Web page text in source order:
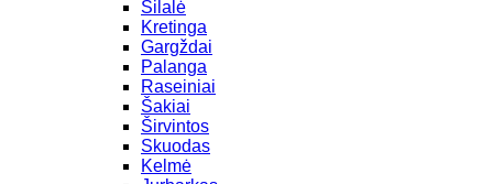
Šilalė
Kretinga
Gargždai
Palanga
Raseiniai
Šakiai
Širvintos
Skuodas
Kelmė